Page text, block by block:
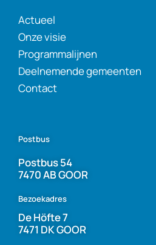
Actueel
Onze visie
Programmalijnen
Deelnemende gemeenten
Contact
Postbus
Postbus 54
7470 AB GOOR
Bezoekadres
De Höfte 7
7471 DK GOOR